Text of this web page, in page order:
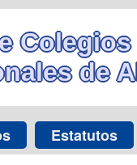
Colegios
de
Estatutos